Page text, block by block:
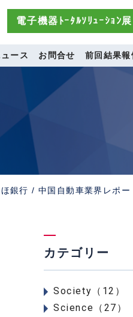
電子機器ﾄｰﾀﾙｿﾘｭｰｼｮﾝ展
ース お問合せ 前回結果報
銀行 / 中国自動車業界レポー
カテゴリー
Society（12）
Science（27）